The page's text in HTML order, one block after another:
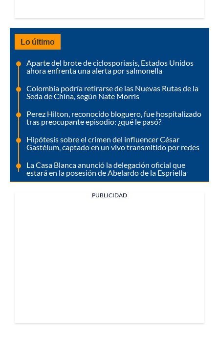
Lo último
Aparte del brote de ciclosporiasis, Estados Unidos
ahora enfrenta una alerta por salmonella
Colombia podría retirarse de las Nuevas Rutas de la
Seda de China, según Nate Morris
Perez Hilton, reconocido bloguero, fue hospitalizado
tras preocupante episodio: ¿qué le pasó?
Hipótesis sobre el crimen del influencer César
Gastélum, captado en un vivo transmitido por redes
La Casa Blanca anunció la delegación oficial que
estará en la posesión de Abelardo de la Espriella
PUBLICIDAD